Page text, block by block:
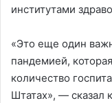
институтами
«Это еще один
пандемией,
количество
Штатах», — сказал